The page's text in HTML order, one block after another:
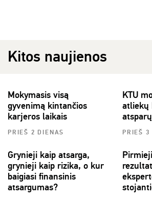
Kitos naujienos
Mokymasis visą
gyvenimą kintančios
karjeros laikais
PRIEŠ 2 DIENAS
KTU
atliekų
PRIEŠ 3
Grynieji kaip atsarga,
grynieji kaip rizika, o kur
baigiasi finansinis
atsargumas?